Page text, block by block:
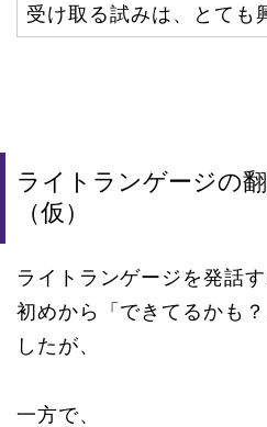
受け取る試みは、とても
ライトランゲージの
（仮）
ライトランゲージを発話
初めから「できてるかも
したが、
一方で、